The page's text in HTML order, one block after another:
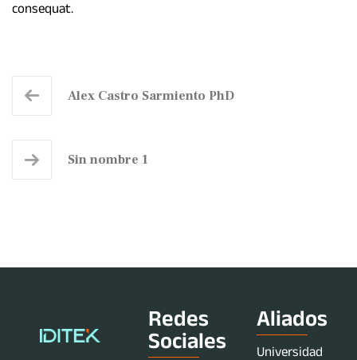
consequat.
Alex Castro Sarmiento PhD
Sin nombre 1
Redes
Sociales
Aliados
Universidad